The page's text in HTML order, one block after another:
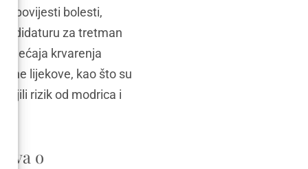
povijesti bolesti,
za tretman
krvarenja
lijekove, kao što su
rizik od modrica i
o